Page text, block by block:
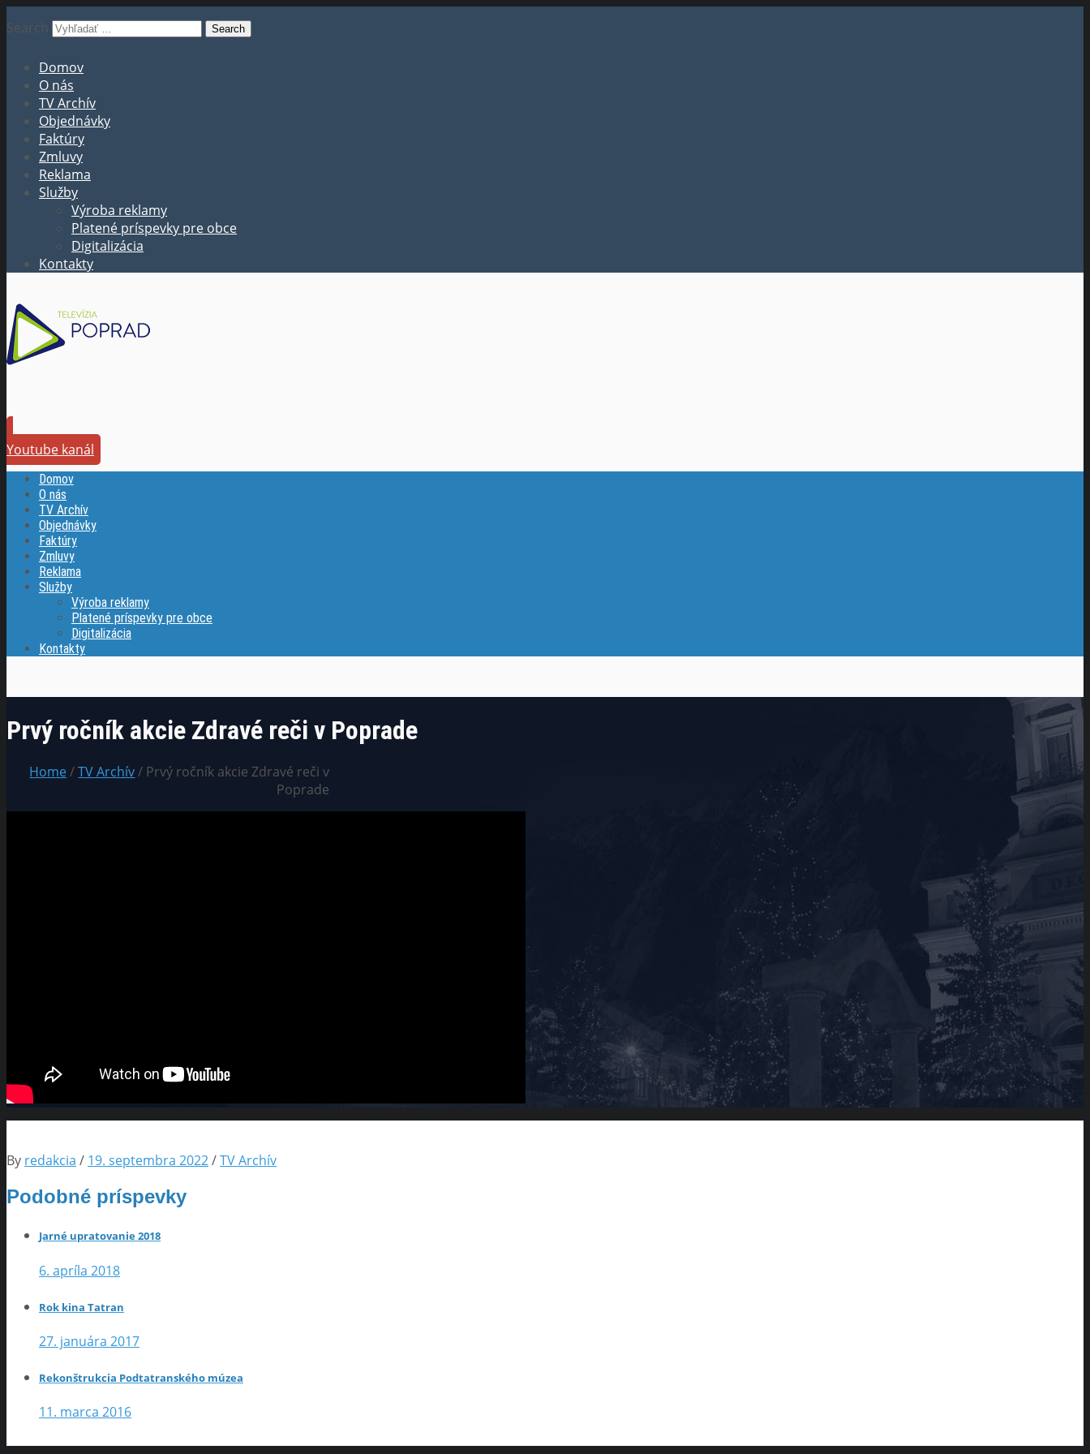
Search
Domov
O nás
TV Archív
Objednávky
Faktúry
Zmluvy
Reklama
Služby
Výroba reklamy
Platené príspevky pre obce
Digitalizácia
Kontakty
Youtube kanál
Domov
O nás
TV Archív
Objednávky
Faktúry
Zmluvy
Reklama
Služby
Výroba reklamy
Platené príspevky pre obce
Digitalizácia
Kontakty
Prvý ročník akcie Zdravé reči v Poprade
Home/TV Archív/ Prvý ročník akcie Zdravé reči v
Poprade
By redakcia / 19. septembra 2022/TV Archív
Podobné príspevky
Jarné upratovanie 2018
6. apríla 2018
Rok kina Tatran
27. januára 2017
Rekonštrukcia Podtatranského múzea
11. marca 2016